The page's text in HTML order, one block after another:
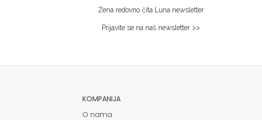
Žena redovno čita Luna newsletter
Prijavite se na naš newsletter >>
KOMPANIJA
O nama